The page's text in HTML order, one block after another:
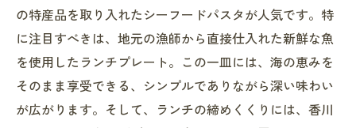
の特産品を取り入れたシーフードパスタが人気です。特
に注目すべきは、地元の漁師から直接仕入れた新鮮な魚
を使用したランチプレート。この一皿には、海の恵みを
そのまま享受できる、シンプルでありながら深い味わい
が広がります。そして、ランチの締めくくりには、香川